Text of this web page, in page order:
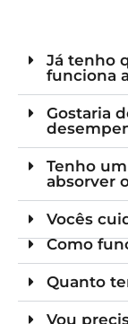
Já tenho
funciona
Gostaria
Tenho
absorver
Vocês
Como
Quanto
Vou